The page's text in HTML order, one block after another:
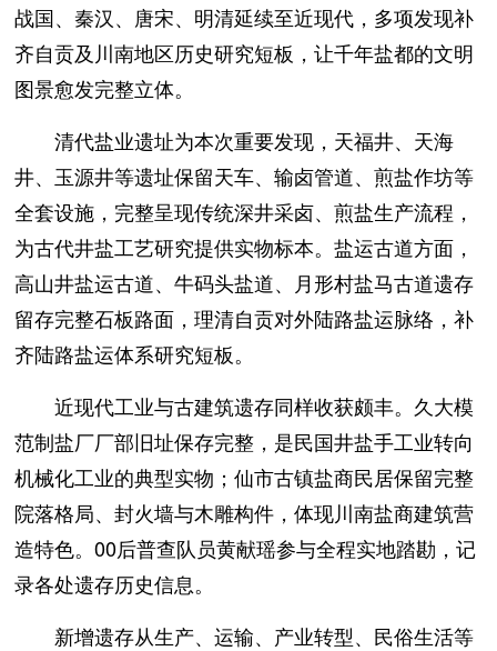
战国、秦汉、唐宋、明清延续至近现代，多项发现补
齐自贡及川南地区历史研究短板，让千年盐都的文明
图景愈发完整立体。
清代盐业遗址为本次重要发现，天福井、天海
井、玉源井等遗址保留天车、输卤管道、煎盐作坊等
全套设施，完整呈现传统深井采卤、煎盐生产流程，
为古代井盐工艺研究提供实物标本。盐运古道方面，
高山井盐运古道、牛码头盐道、月形村盐马古道遗存
留存完整石板路面，理清自贡对外陆路盐运脉络，补
齐陆路盐运体系研究短板。
近现代工业与古建筑遗存同样收获颇丰。久大模
范制盐厂厂部旧址保存完整，是民国井盐手工业转向
机械化工业的典型实物；仙市古镇盐商民居保留完整
院落格局、封火墙与木雕构件，体现川南盐商建筑营
造特色。00后普查队员黄献瑶参与全程实地踏勘，记
录各处遗存历史信息。
新增遗存从生产、运输、产业转型、民俗生活等